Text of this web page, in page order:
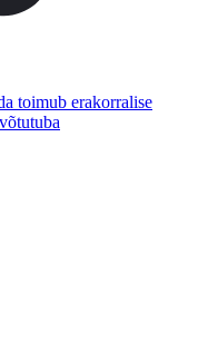
toimub erakorralise